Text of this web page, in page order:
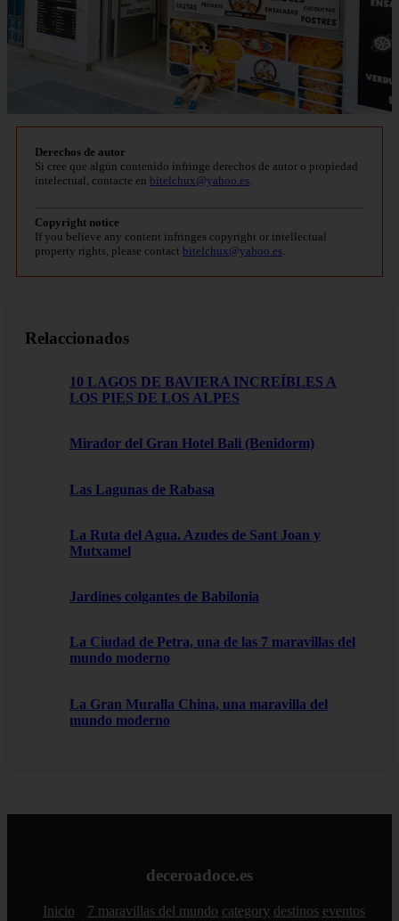
Derechos de autor
Si cree que algún contenido infringe derechos de autor o propiedad
intelectual, contacte en bitelchux@yahoo.es
Copyright notice
If you believe any content infringes copyright or intellectual
property rights, please contact bitelchux@yahoo.es
Relaccionados
10 LAGOS DE BAVIERA INCREÍBLES A
LOS PIES DE LOS ALPES
Mirador del Gran Hotel Bali (Benidorm)
Las Lagunas de Rabasa
La Ruta del Agua. Azudes de Sant Joan y
Mutxamel
Jardines colgantes de Babilonia
La Ciudad de Petra, una de las 7 maravillas del
mundo moderno
La Gran Muralla China, una maravilla del
mundo moderno
deceroadoce.es
Inicio 7 maravillas del mundo category destinos eventos